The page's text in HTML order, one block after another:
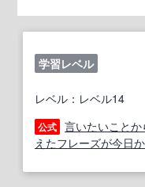
学習レベル
レベル：レベル14
公式 言いたいこと
えたフレーズが今日